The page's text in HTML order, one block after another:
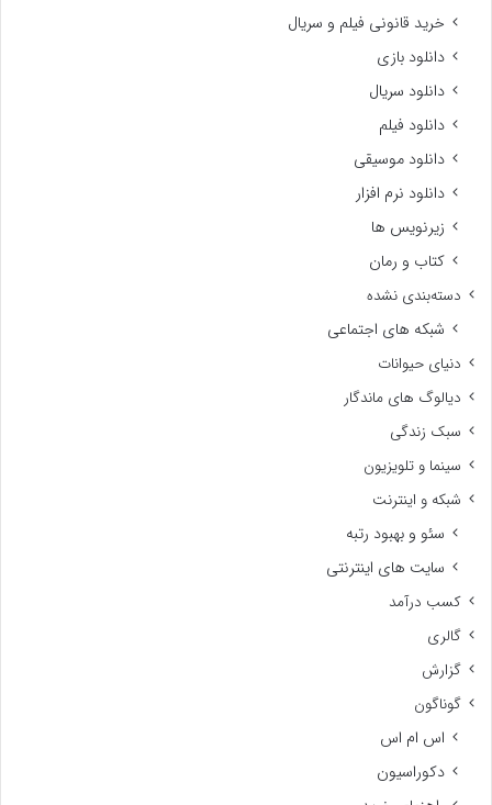
خرید قانونی فیلم و سریال
دانلود بازی
دانلود سریال
دانلود فیلم
دانلود موسیقی
دانلود نرم افزار
زیرنویس ها
کتاب و رمان
دسته‌بندی نشده
شبکه های اجتماعی
دنیای حیوانات
دیالوگ های ماندگار
سبک زندگی
سینما و تلویزیون
شبکه و اینترنت
سئو و بهبود رتبه
سایت های اینترنتی
کسب درآمد
گالری
گزارش
گوناگون
اس ام اس
دکوراسیون